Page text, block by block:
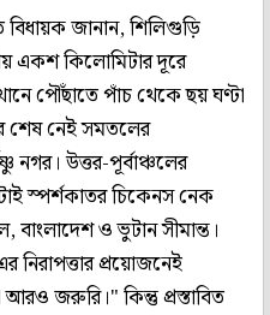
বিধায়ক জানান, শিলিগুড়ি
একশ কিলোমিটার দূরে
পৌঁছাতে পাঁচ থেকে ছয় ঘণ্টা
শেষ নেই সমতলের
নগর। উত্তর-পূর্বাঞ্চলের
স্পর্শকাতর চিকেনস নেক
বাংলাদেশ ও ভুটান সীমান্ত।
প্রয়োজনেই
জরুরি।" কিন্তু প্রস্তাবিত